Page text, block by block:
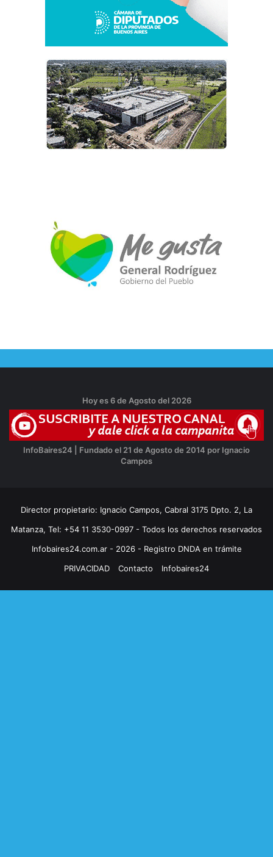
Hoy es 6 de Agosto del 2026
InfoBaires24 | Fundado el 21 de Agosto de 2014 por Ignacio
Campos
Director propietario: Ignacio Campos, Cabral 3175 Dpto. 2, La
Matanza, Tel: +54 11 3530-0997 - Todos los derechos reservados
Infobaires24.com.ar - 2026 - Registro DNDA en trámite
PRIVACIDAD
Contacto Infobaires24